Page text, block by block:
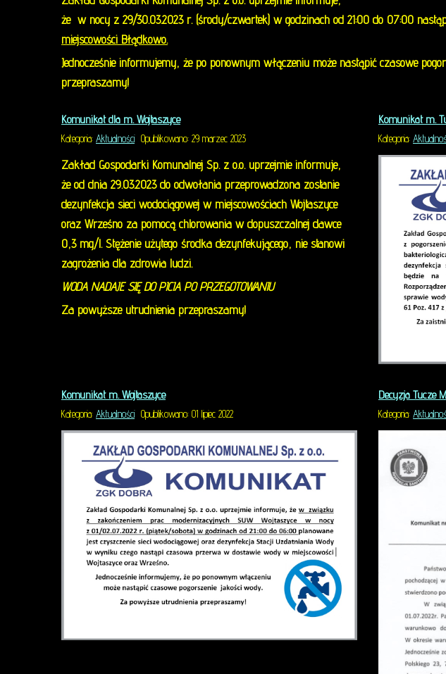
USŁUGI KOMUNALNE
Zakład Gospodarki Komunalnej Sp. z o.o. w Dobrej świadczy usługi oczyszczania i
CZYTAJ WIĘCEJ
że w nocy z 29/30.03.2023 r. (środy/czwartek) w godzinach od 21:00 do 07:00
miejscowości Błądkowo.
Jednocześnie informujemy, że po ponownym włączeniu może nastąpić czasowe
przepraszamy!
Komunikat dla m. Wojtaszyce
Kategoria: Aktualności Opublikowano: 29 marzec 2023
Zakład Gospodarki Komunalnej Sp. z o.o. uprzejmie informuje,
że od dnia 29.03.2023 do odwołania przeprowadzona zostanie
dezynfekcja sieci wodociągowej w miejscowościach Wojtaszyce
oraz Wrześno za pomocą chlorowania w dopuszczalnej dawce
0,3 mg/l. Stężenie użytego środka dezynfekującego, nie stanowi
zagrożenia dla zdrowia ludzi.
WODA NADAJE SIĘ DO PICIA PO PRZEGOTOWANIU
Za powyższe utrudnienia przepraszamy!
Komunikat m.
Kategoria:
Komunikat m. Wojtaszyce
Kategoria: Aktualności Opublikowano: 01 lipiec 2022
Decyzja Tucze
Kategoria: